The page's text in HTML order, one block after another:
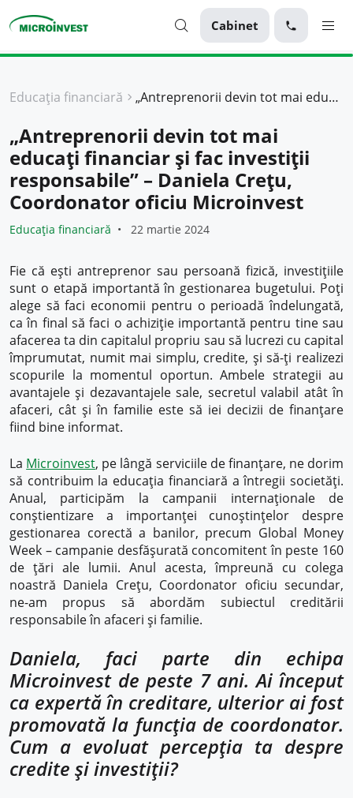
Cabinet
Despre Microinvest
Pentru Clienți
Educația financiară „Antreprenorii devin tot mai educați financiar și fac investiții responsabile” – Daniela Crețu, Coordonator oficiu Microinvest
„Antreprenorii devin tot mai
educați financiar și fac investiții
responsabile” – Daniela Crețu,
Coordonator oficiu Microinvest
Educația financiară 22 martie 2024
Fie că ești antreprenor sau persoană fizică, investițiile
sunt o etapă importantă în gestionarea bugetului. Poți
alege să faci economii pentru o perioadă îndelungată,
ca în final să faci o achiziție importantă pentru tine sau
afacerea ta din capitalul propriu sau să lucrezi cu capital
împrumutat, numit mai simplu, credite, și să-ți realizezi
scopurile la momentul oportun. Ambele strategii au
avantajele și dezavantajele sale, secretul valabil atât în
afaceri, cât și în familie este să iei decizii de finanțare
fiind bine informat.
La Microinvest, pe lângă serviciile de finanțare, ne dorim
să contribuim la educația financiară a întregii societăți.
Anual, participăm la campanii internaționale de
conștientizare a importanței cunoștințelor despre
gestionarea corectă a banilor, precum Global Money
Week – campanie desfășurată concomitent în peste 160
de țări ale lumii. Anul acesta, împreună cu colega
noastră Daniela Crețu, Coordonator oficiu secundar,
ne-am propus să abordăm subiectul creditării
responsabile în afaceri și familie.
Daniela, faci parte din echipa
Microinvest de peste 7 ani. Ai început
ca expertă în creditare, ulterior ai fost
promovată la funcția de coordonator.
Cum a evoluat percepția ta despre
credite și investiții?